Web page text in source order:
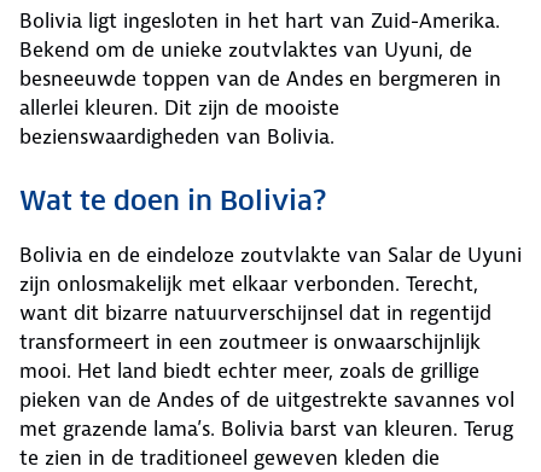
Bolivia ligt ingesloten in het hart van Zuid-Amerika.
Bekend om de unieke zoutvlaktes van Uyuni, de
besneeuwde toppen van de Andes en bergmeren in
allerlei kleuren. Dit zijn de mooiste
bezienswaardigheden van Bolivia.
Wat te doen in Bolivia?
Bolivia en de eindeloze zoutvlakte van Salar de Uyuni
zijn onlosmakelijk met elkaar verbonden. Terecht,
want dit bizarre natuurverschijnsel dat in regentijd
transformeert in een zoutmeer is onwaarschijnlijk
mooi. Het land biedt echter meer, zoals de grillige
pieken van de Andes of de uitgestrekte savannes vol
met grazende lama’s. Bolivia barst van kleuren. Terug
te zien in de traditioneel geweven kleden die